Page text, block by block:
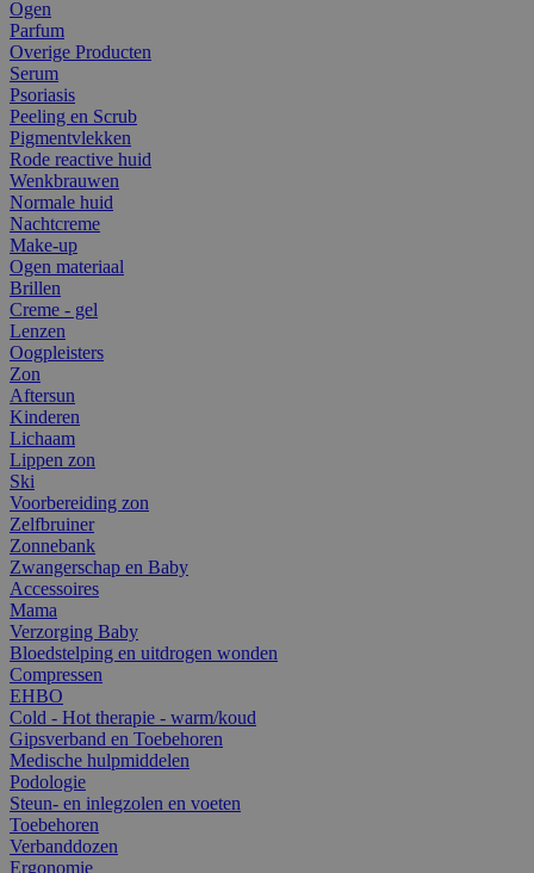
Ogen
Parfum
Overige Producten
Serum
Psoriasis
Peeling en Scrub
Pigmentvlekken
Rode reactive huid
Wenkbrauwen
Normale huid
Nachtcreme
Make-up
Ogen materiaal
Brillen
Creme - gel
Lenzen
Oogpleisters
Zon
Aftersun
Kinderen
Lichaam
Lippen zon
Ski
Voorbereiding zon
Zelfbruiner
Zonnebank
Zwangerschap en Baby
Accessoires
Mama
Verzorging Baby
Bloedstelping en uitdrogen wonden
Compressen
EHBO
Cold - Hot therapie - warm/koud
Gipsverband en Toebehoren
Medische hulpmiddelen
Podologie
Steun- en inlegzolen en voeten
Toebehoren
Verbanddozen
Ergonomie